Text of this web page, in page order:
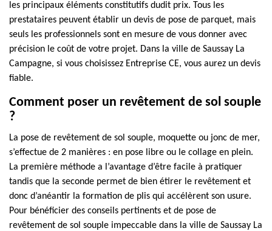
les principaux éléments constitutifs dudit prix. Tous les
prestataires peuvent établir un devis de pose de parquet, mais
seuls les professionnels sont en mesure de vous donner avec
précision le coût de votre projet. Dans la ville de Saussay La
Campagne, si vous choisissez Entreprise CE, vous aurez un devis
fiable.
Comment poser un revêtement de sol souple
?
La pose de revêtement de sol souple, moquette ou jonc de mer,
s’effectue de 2 manières : en pose libre ou le collage en plein.
La première méthode a l’avantage d’être facile à pratiquer
tandis que la seconde permet de bien étirer le revêtement et
donc d’anéantir la formation de plis qui accélèrent son usure.
Pour bénéficier des conseils pertinents et de pose de
revêtement de sol souple impeccable dans la ville de Saussay La